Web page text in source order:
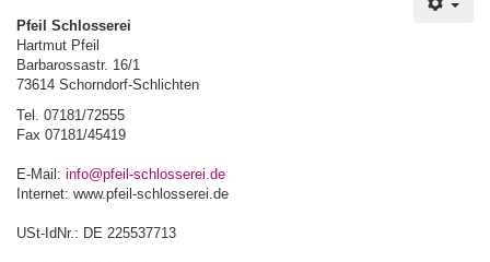
Pfeil Schlosserei
Hartmut Pfeil
Barbarossastr. 16/1
73614 Schorndorf-Schlichten
Tel. 07181/72555
Fax 07181/45419
E-Mail: info@pfeil-schlosserei.de
Internet: www.pfeil-schlosserei.de
USt-IdNr.: DE 225537713